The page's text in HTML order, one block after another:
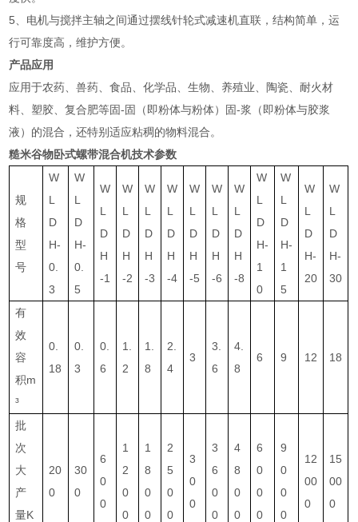
5、电机与搅拌主轴之间通过摆线针轮式减速机直联，结构简单，运
行可靠度高，维护方便。
产品应用
应用于农药、兽药、食品、化学品、生物、养殖业、陶瓷、耐火材
料、塑胶、复合肥等固-固（即粉体与粉体）固-浆（即粉体与胶浆
液）的混合，还特别适应粘稠的物料混合。
糙米谷物卧式螺带混合机技术参数
规
格
型
号
W
L
D
H-
0.
3
W
L
D
H-
0.
5
W
L
D
H
-1
W
L
D
H
-2
W
L
D
H
-3
W
L
D
H
-4
W
L
D
H
-5
W
L
D
H
-6
W
L
D
H
-8
W
L
D
H-
1
0
W
L
D
H-
1
5
W
L
D
H-
20
W
L
D
H-
30
有
效
容
积m
³
0.
18
0.
3
0.
6
1.
2
1.
8
2.
4
3
3.
6
4.
8
6 9 12 18
批
次
大
产
量K
20
0
30
0
6
0
0
1
2
0
0
1
8
0
0
2
5
0
0
3
0
0
3
6
0
0
4
8
0
0
6
0
0
0
9
0
0
0
12
00
0
15
00
0